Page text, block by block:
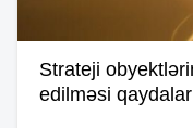
Strateji
edilməsi